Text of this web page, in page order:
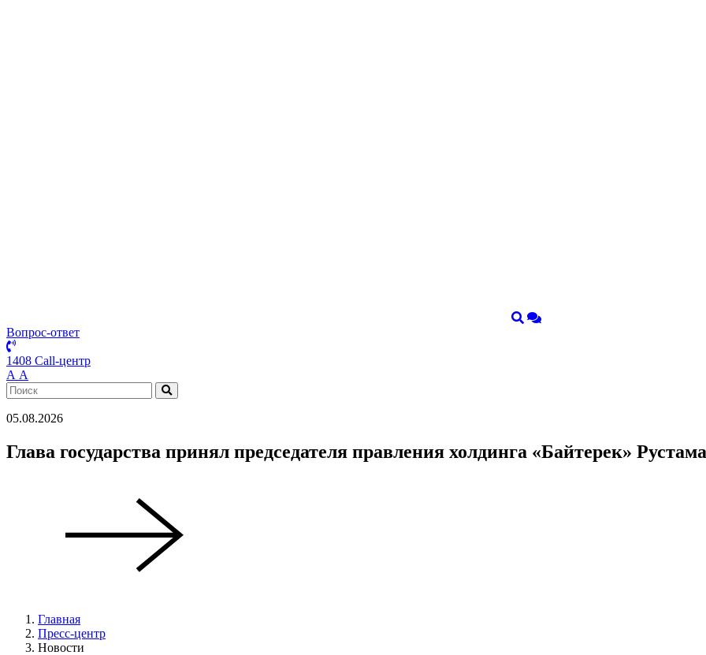
Вопрос-ответ
1408 Call-центр
А А
05.08.2026
Глава государства принял председателя правления холдинга «Байтерек»
Главная
Пресс-центр
Новости